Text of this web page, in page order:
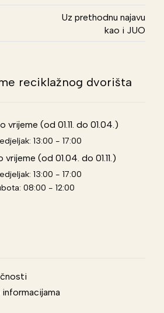
Uz prethodnu najavu
kao i JUO
reciklažnog dvorišta
vrijeme (od 01.11. do 01.04.)
13:00 - 17:00
(od 01.04. do 01.11.)
13:00 - 17:00
08:00 - 12:00